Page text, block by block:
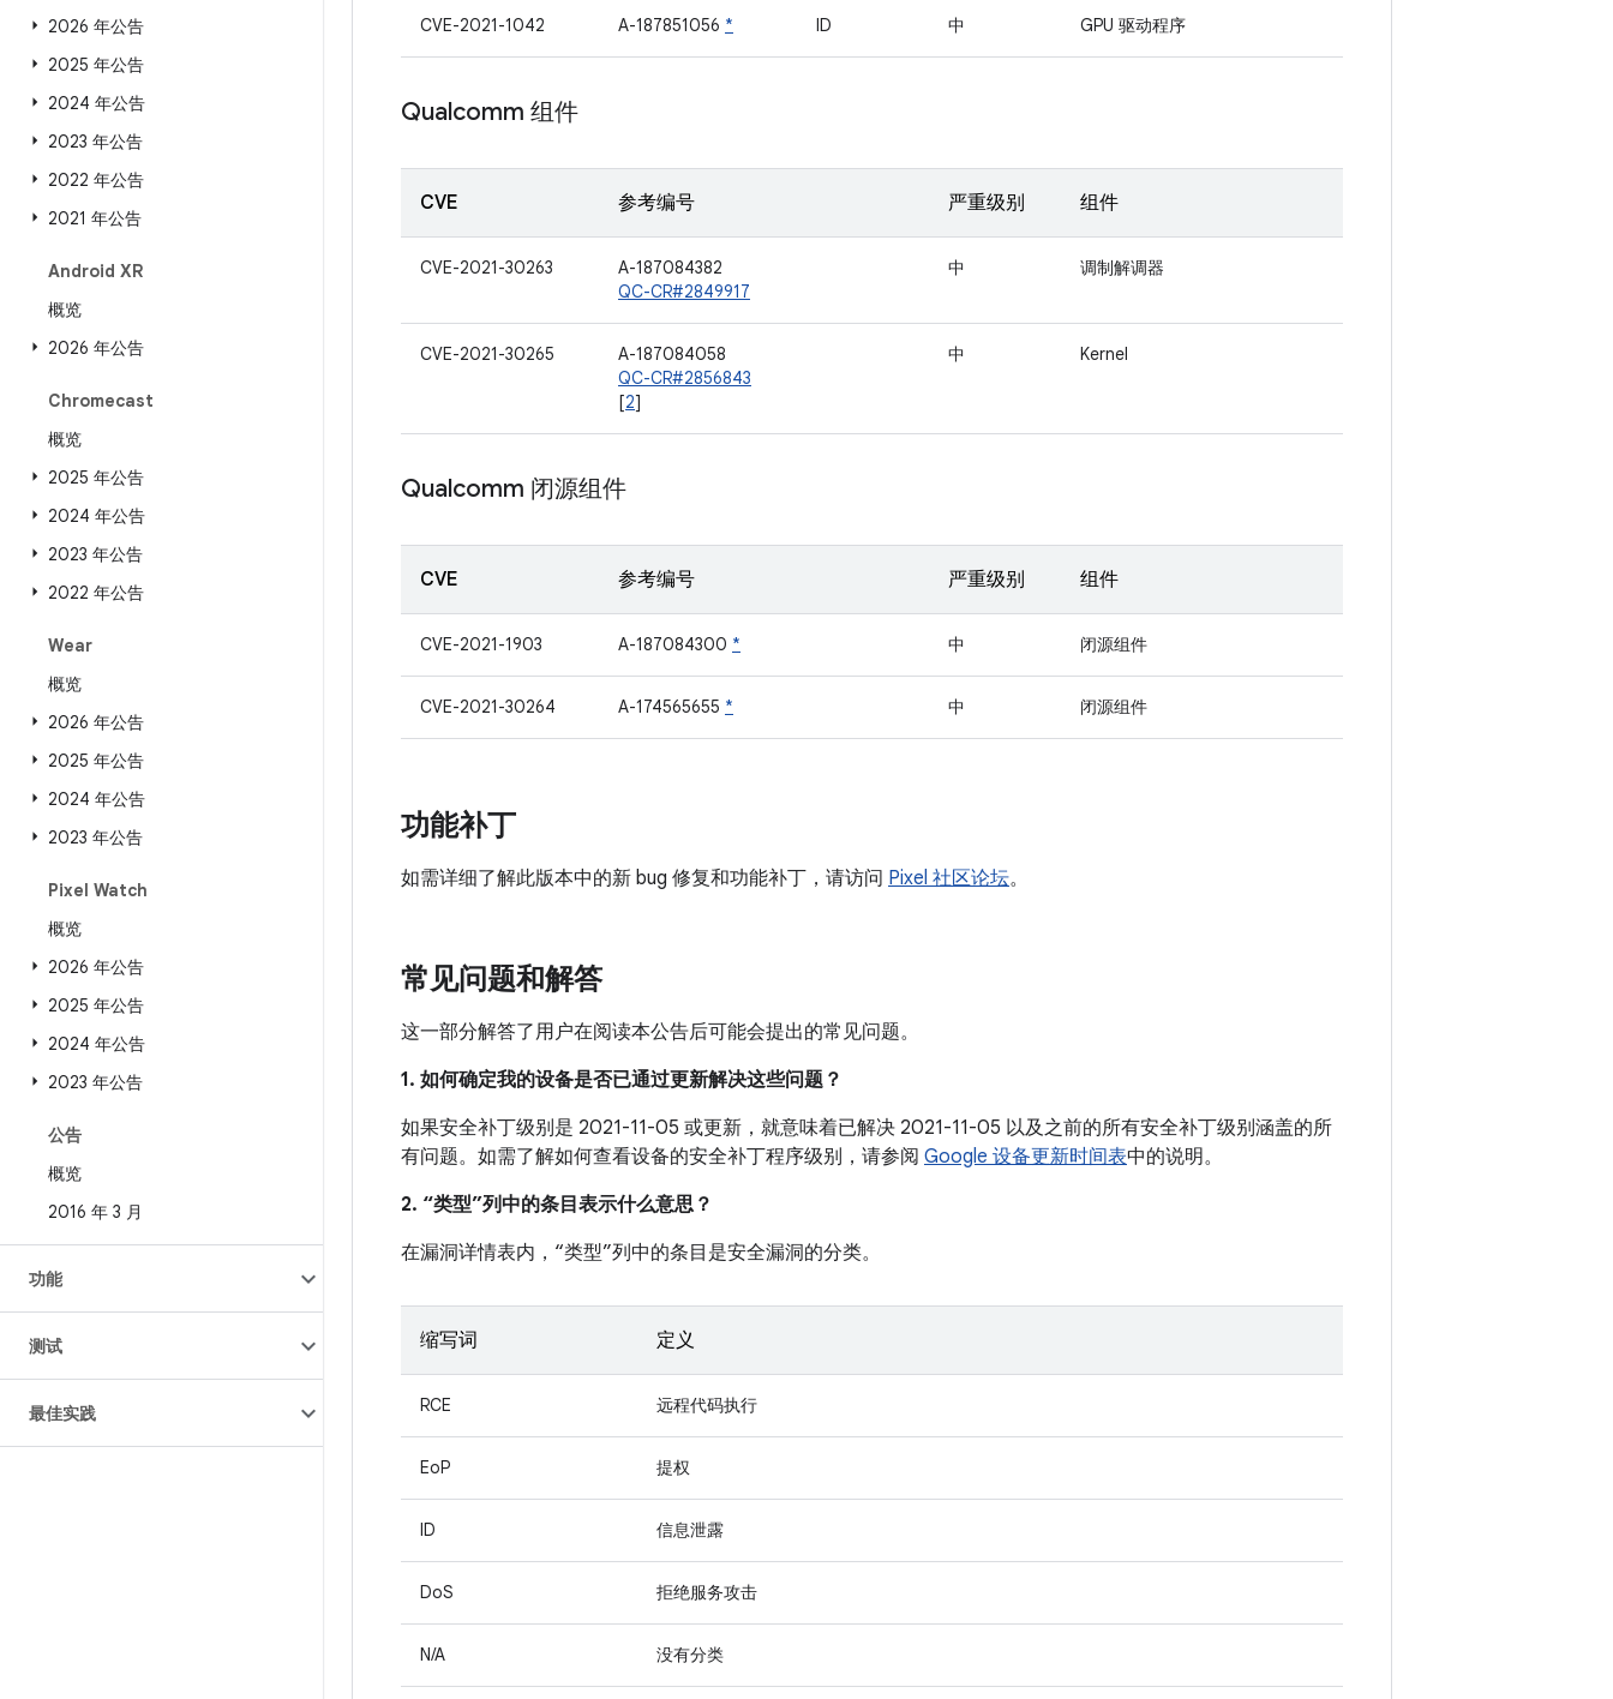
2026 年公告
2025 年公告
2024 年公告
2023 年公告
2022 年公告
2021 年公告
Android XR
概览
2026 年公告
Chromecast
概览
2025 年公告
2024 年公告
2023 年公告
2022 年公告
Wear
概览
2026 年公告
2025 年公告
2024 年公告
2023 年公告
Pixel Watch
概览
2026 年公告
2025 年公告
2024 年公告
2023 年公告
公告
概览
2016 年 3 月
功能
测试
最佳实践
CVE-2021-1042 A-187851056 * ID 中 GPU 驱动程序
Qualcomm 组件
CVE 参考编号 严重级别 组件
CVE-2021-30263
A-187084382
QC-CR#2849917
中 调制解调器
CVE-2021-30265
A-187084058
QC-CR#2856843
[2]
中 Kernel
Qualcomm 闭源组件
CVE 参考编号 严重级别 组件
CVE-2021-1903 A-187084300 * 中 闭源组件
CVE-2021-30264 A-174565655 * 中 闭源组件
功能补丁
如需详细了解此版本中的新 bug 修复和功能补丁，请访问 Pixel 社区论坛。
常见问题和解答
这一部分解答了用户在阅读本公告后可能会提出的常见问题。
1. 如何确定我的设备是否已通过更新解决这些问题？
如果安全补丁级别是 2021-11-05 或更新，就意味着已解决 2021-11-05 以及之前的所有安全补丁级别涵盖的所
有问题。如需了解如何查看设备的安全补丁程序级别，请参阅 Google 设备更新时间表中的说明。
2. “类型”列中的条目表示什么意思？
在漏洞详情表内，“类型”列中的条目是安全漏洞的分类。
缩写词 定义
RCE 远程代码执行
EoP 提权
ID 信息泄露
DoS 拒绝服务攻击
N/A 没有分类